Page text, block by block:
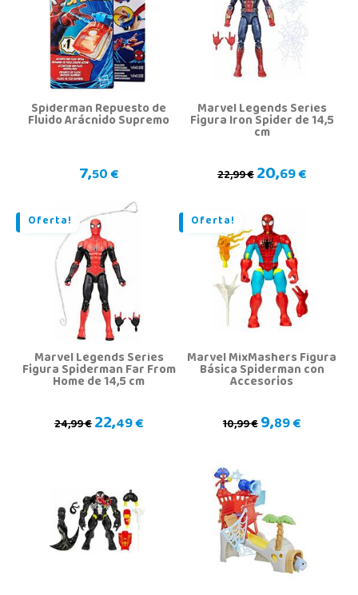
Spiderman Repuesto de
Fluido Arácnido Supremo
7,50 €
Marvel Legends Series
Figura Iron Spider de 14,5
cm
22,99 €20,69 €
Oferta!
Marvel Legends Series
Figura Spiderman Far From
Home de 14,5 cm
24,99 €22,49 €
Oferta!
Marvel MixMashers Figura
Básica Spiderman con
Accesorios
10,99 €9,89 €